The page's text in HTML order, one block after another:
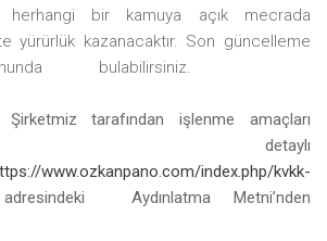
herhangi bir kamuya açık mecrada
yürürlük kazanacaktır. Son güncelleme
bulabilirsiniz.
Şirketmiz tarafından işlenme amaçları
detaylı
www.ozkanpano.com/index.php/kvkk-
adresindeki Aydınlatma
Metni’nden